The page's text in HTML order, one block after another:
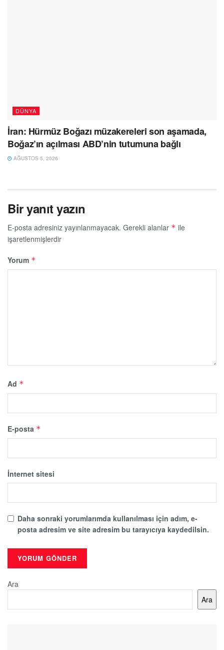
DÜNYA
İran: Hürmüz Boğazı müzakereleri son aşamada,
Boğaz’ın açılması ABD’nin tutumuna bağlı
AĞUSTOS 5, 2026
Bir yanıt yazın
E-posta adresiniz yayınlanmayacak. Gerekli alanlar * ile
işaretlenmişlerdir
Yorum *
Ad *
E-posta *
İnternet sitesi
Daha sonraki yorumlarımda kullanılması için adım, e-
posta adresim ve site adresim bu tarayıcıya kaydedilsin.
Ara
Ara